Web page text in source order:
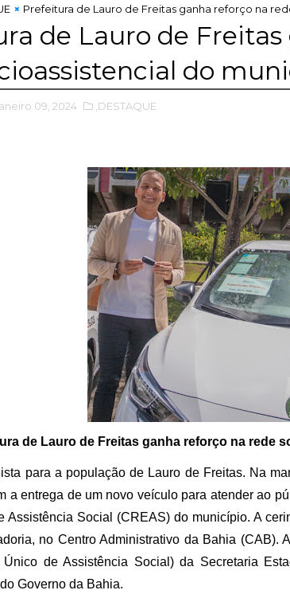
Prefeitura de Lauro de Freitas ganha reforço na
de Lauro de
do
09, 2024 ,DESTAQUE
de Lauro de Freitas ganha reforço na rede
para a população de Lauro de Freitas. Na
a entrega de um novo veículo para atender ao
Assistência Social (CREAS) do município. A
no Centro Administrativo da Bahia (CAB).
de Assistência Social) da Secretaria
Governo da Bahia.